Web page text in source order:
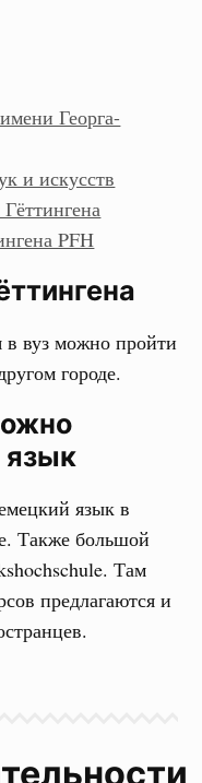
Георга-
и искусств
PFH
в вуз можно пройти
городе.
язык
язык в
Также большой
Там
предлагаются и